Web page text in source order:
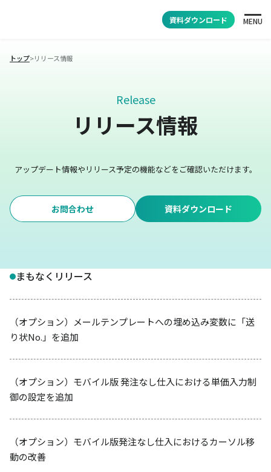
資料ダウンロード MENU
トップ>リリース情報
Release
リリース情報
アップデート情報やリリース予定の機能などをご確認いただけます。
お問合わせ 資料ダウンロード
まもなくリリース
（オプション）メールテンプレートへの埋め込み変数に「送
り状No.」を追加
（オプション）モバイル版 発注なし仕入における単価入力制
御の設定を追加
（オプション）モバイル版発注なし仕入におけるカーソル移
動の改善